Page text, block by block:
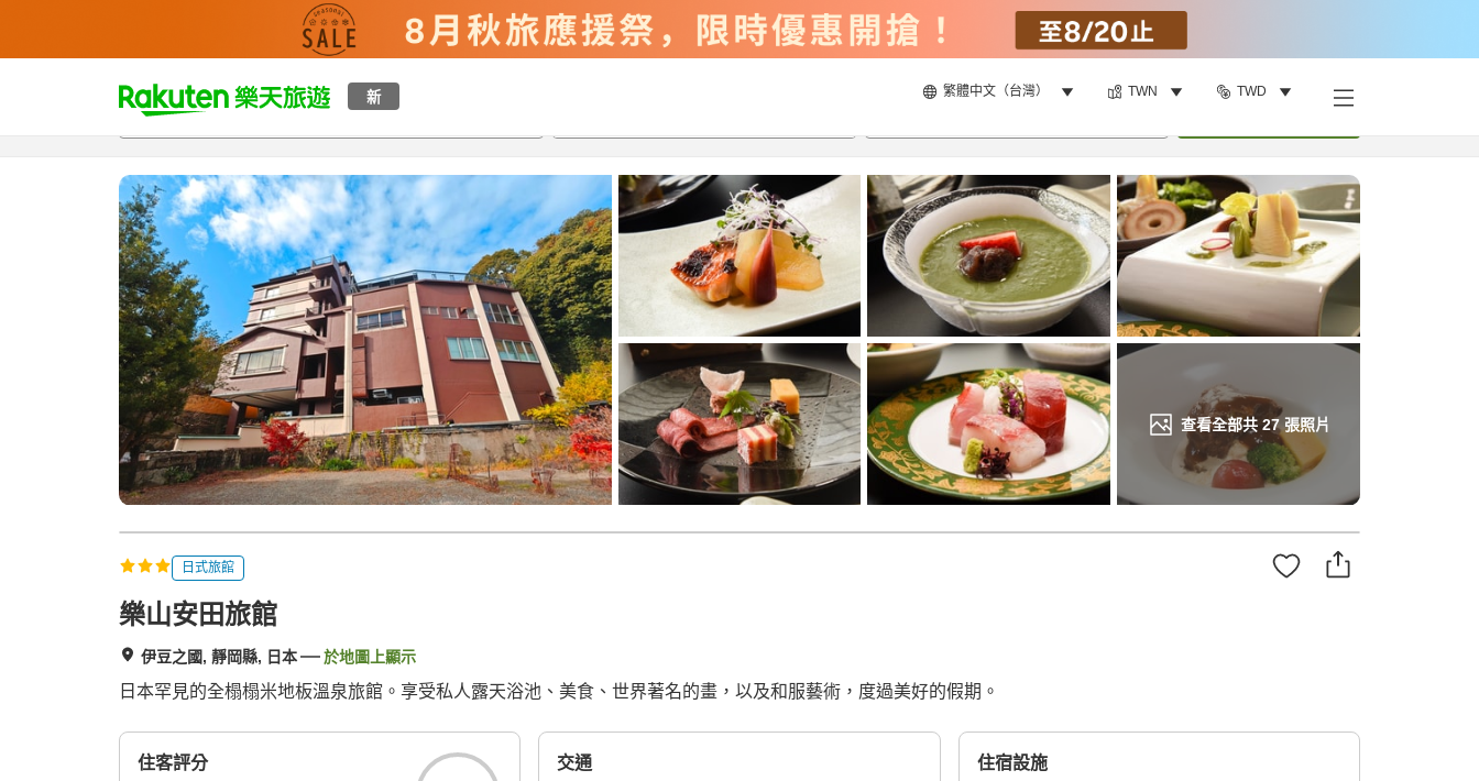
新 繁體中文（台灣） TWN TWD
t
p
a
g
e
_
s
e
a
r
c
h
查看全部共 27張照片
總覽客房與方案評語設施
日式旅館
樂山安田旅館
伊豆之國, 靜岡縣, 日本 於地圖上顯示
日本罕見的全榻榻米地板溫泉旅館。享受私人露天浴池、美食、世界著名的畫，以及和服藝術，度過美好的假期。
住客評分 交通 住宿設施